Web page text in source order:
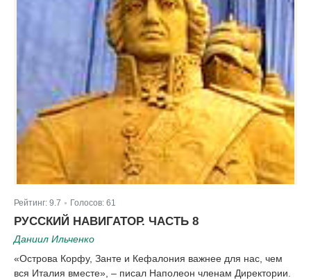
Рейтинг: 9.7 Голосов: 61
РУССКИЙ НАВИГАТОР. ЧАСТЬ 8
Даниил Ильченко
«Острова Корфу, Занте и Кефалония важнее для нас, чем
вся Италия вместе», – писал Наполеон членам Директории.